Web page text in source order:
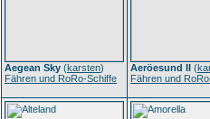
Aegean Sky (karsten)
Fähren und RoRo-Schiffe
Aeröesund II (
Fähren und